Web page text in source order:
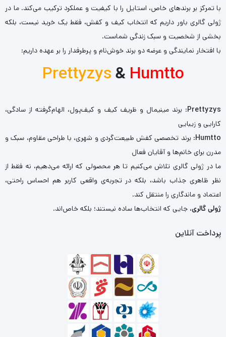
با تمرکز بر برندهای خاص، استایل را با کیفیت و عملکرد ترکیب می‌کند. ما در
ژولی گالری باور داریم که انتخاب کیف و کفش، فقط یک خرید نیست، بلکه
بخشی از شخصیت و سبک زندگی شماست.
با افتخار نمایندگی و عرضه دو برند خوش‌نام و پرطرفدار را بر عهده داریم:
Prettyzys& Humtto
Prettyzys: برند مینیمال و ظریف کیف و کیف‌پول، الهام‌گرفته از سادگی،
کارایی و زیبایی
Humtto: برند تخصصی کفش طبیعت‌گردی و شهری، با طراحی مقاوم، سبک و
مدرن برای خانم‌ها و آقایان فعال
ما در ژولی گالری تلاش می‌کنیم تا هر محصولی که ارائه می‌دهیم، نه فقط از
نظر ظاهری جذاب باشد، بلکه در تجربه‌ی واقعی کاربر هم احساس راحتی،
اعتماد و ماندگاری را منتقل کند.
ژولی گالری، جایی که انتخاب‌ها ساده نیستند؛ بلکه خاص‌اند.
پرداخت آنلاین